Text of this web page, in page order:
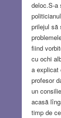
deloc.S-a
prilejul să
fiind
cu ochi
a explicat
profesor
un
acasă
timp de